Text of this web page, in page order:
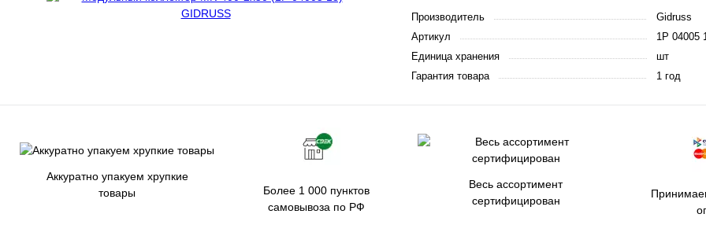
Производитель
Gidruss
Артикул
1P 04005
Единица хранения
шт
Гарантия товара
1 год
Аккуратно упакуем хрупкие
товары
Более 1 000 пунктов
самовывоза по РФ
Весь ассортимент
сертифицирован